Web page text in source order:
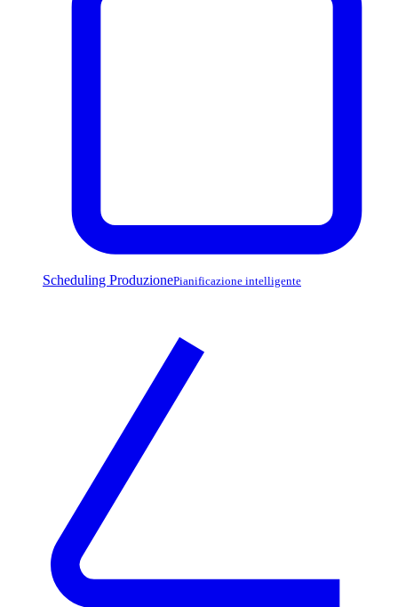
Scheduling ProduzionePianificazione intelligente